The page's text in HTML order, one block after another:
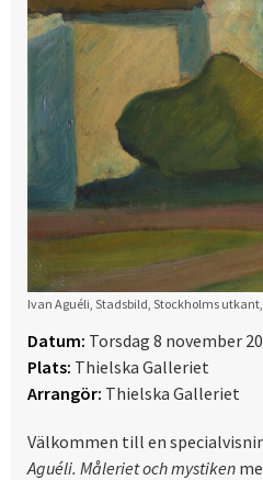
Ivan Aguéli, Stadsbild, Stockholms utkant,
Datum: Torsdag 8 november
Plats: Thielska Galleriet
Arrangör: Thielska Galleriet
Välkommen till en
Aguéli. Måleriet och mystiken